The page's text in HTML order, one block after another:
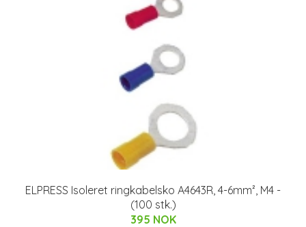
ELPRESS Isoleret ringkabelsko A4643R, 4-6mm², M4 -
(100 stk.)
395 NOK